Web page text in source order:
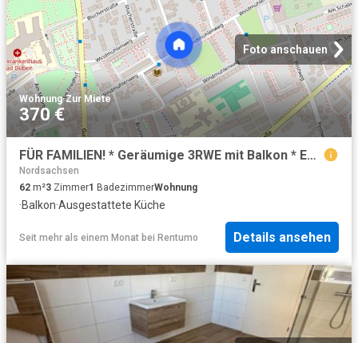
Foto anschauen
Wohnung·Zur Miete
370 €
FÜR FAMILIEN! * Geräumige 3RWE mit Balkon * EBK möglich
Nordsachsen
62 m²3 Zimmer1 BadezimmerWohnung
·Balkon·Ausgestattete Küche
Seit mehr als einem Monat bei Rentumo Details ansehen